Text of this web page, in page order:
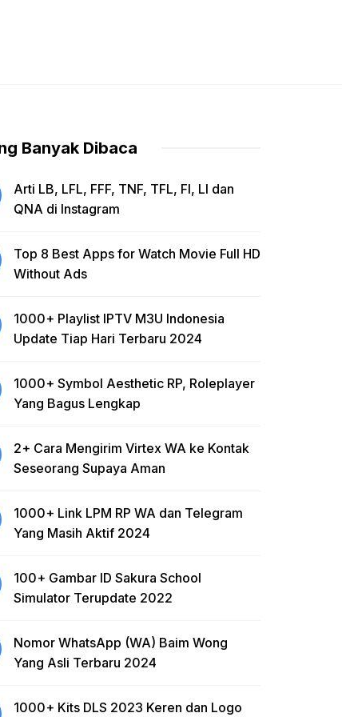
Banyak Dibaca
Arti LB, LFL, FFF, TNF, TFL, FI, LI dan
QNA di Instagram
Top 8 Best Apps for Watch Movie Full HD
Without Ads
1000+ Playlist IPTV M3U Indonesia
Update Tiap Hari Terbaru 2024
1000+ Symbol Aesthetic RP, Roleplayer
Yang Bagus Lengkap
2+ Cara Mengirim Virtex WA ke Kontak
Seseorang Supaya Aman
1000+ Link LPM RP WA dan Telegram
Yang Masih Aktif 2024
100+ Gambar ID Sakura School
Simulator Terupdate 2022
Nomor WhatsApp (WA) Baim Wong
Yang Asli Terbaru 2024
1000+ Kits DLS 2023 Keren dan Logo